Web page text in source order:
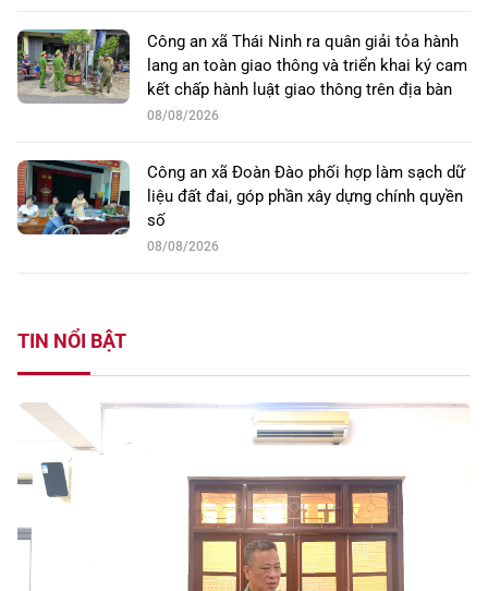
Công an xã Thái Ninh ra quân giải tỏa hành
lang an toàn giao thông và triển khai ký cam
kết chấp hành luật giao thông trên địa bàn
08/08/2026
Công an xã Đoàn Đào phối hợp làm sạch dữ
liệu đất đai, góp phần xây dựng chính quyền
số
08/08/2026
TIN NỔI BẬT